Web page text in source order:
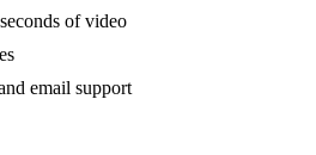
of video
email support